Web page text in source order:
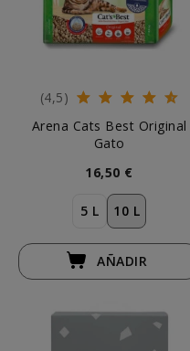
(4,5)
Arena Cats Best Original
Gato
16,50 €
5 L 10 L
AÑADIR